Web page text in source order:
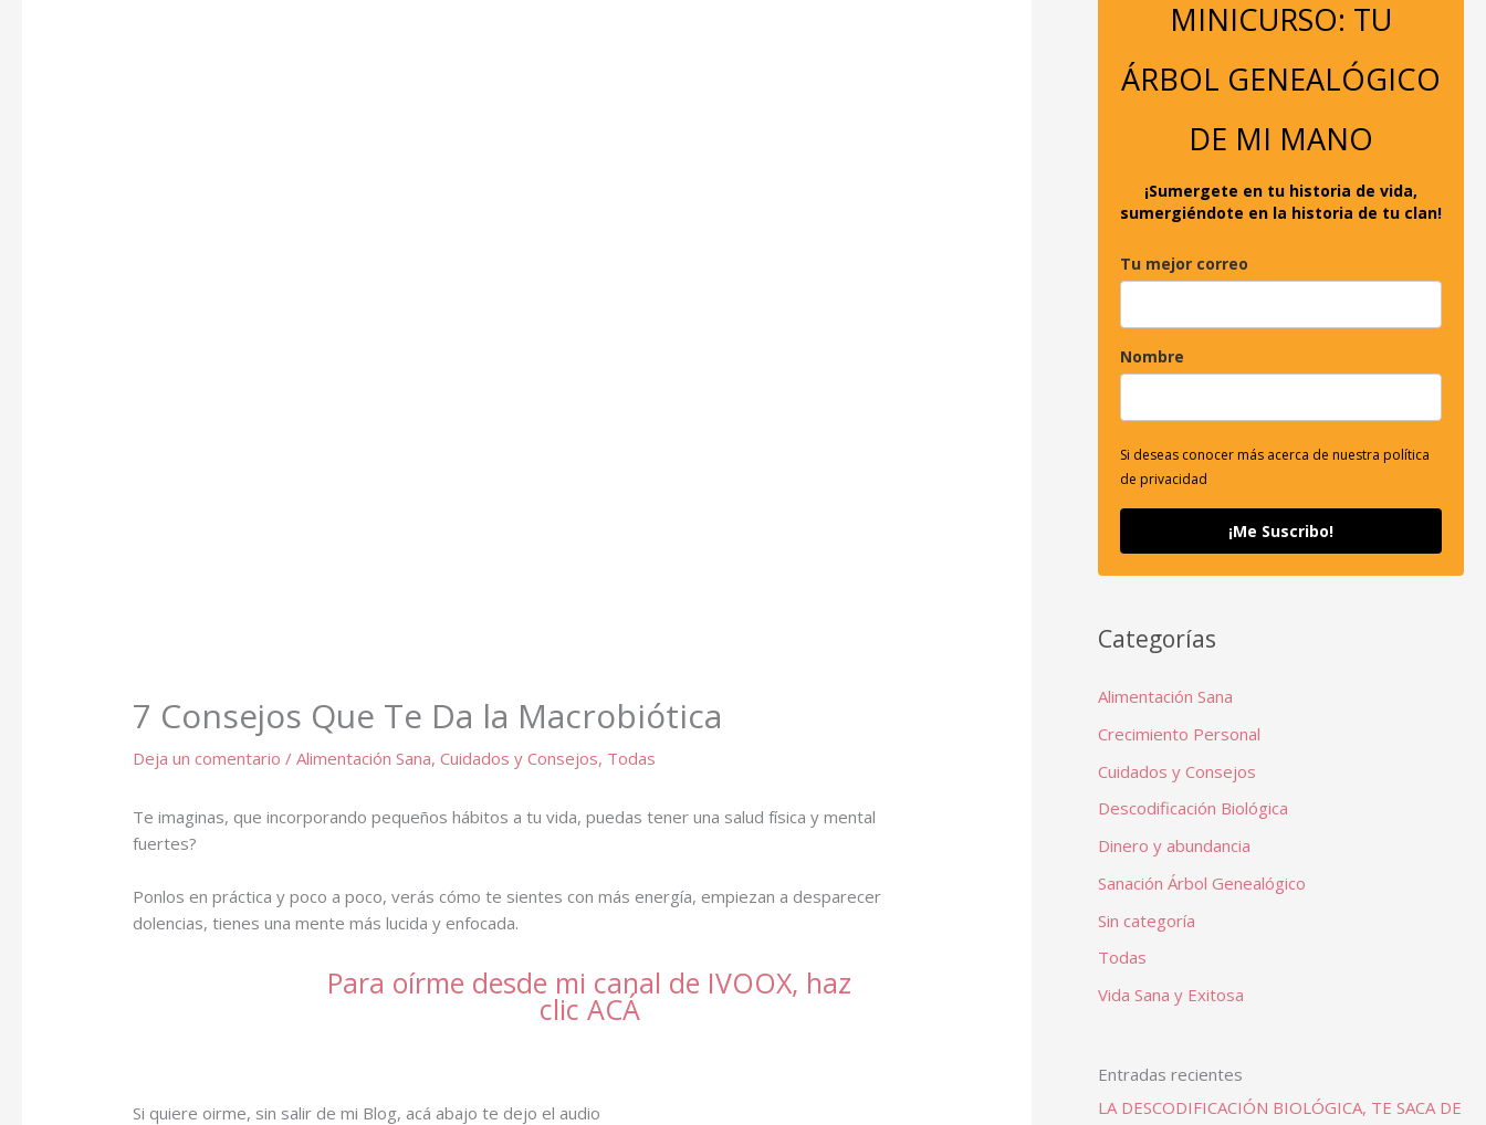
7 Consejos Que Te Da la Macrobiótica
Deja un comentario /Alimentación Sana,Cuidados y Consejos, Todas
Te imaginas, que incorporando pequeños hábitos a tu vida, puedas tener una salud física y mental
fuertes?
Ponlos en práctica y poco a poco, verás cómo te sientes con más energía, empiezan a desparecer
dolencias, tienes una mente más lucida y enfocada.
Para oírme desde mi canal de IVOOX, haz
clic ACÁ
Si quiere oirme, sin salir de mi Blog, acá abajo te dejo el audio
MINICURSO: TU
ÁRBOL GENEALÓGICO
DE MI MANO
¡Sumergete en tu historia de vida,
sumergiéndote en la historia de tu clan!
Tu mejor correo
Nombre
Si deseas conocer más acerca de nuestra política
de privacidad
¡Me Suscribo!
Categorías
Alimentación Sana
Crecimiento Personal
Cuidados y Consejos
Descodificación Biológica
Dinero y abundancia
Sanación Árbol Genealógico
Sin categoría
Todas
Vida Sana y Exitosa
Entradas recientes
LA DESCODIFICACIÓN BIOLÓGICA, TE SACA DE